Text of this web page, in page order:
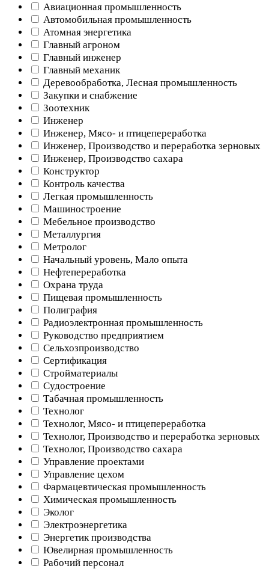
Авиационная промышленность
Автомобильная промышленность
Атомная энергетика
Главный агроном
Главный инженер
Главный механик
Деревообработка, Лесная промышленность
Закупки и снабжение
Зоотехник
Инженер
Инженер, Мясо- и птицепереработка
Инженер, Производство и переработка зерновых
Инженер, Производство сахара
Конструктор
Контроль качества
Легкая промышленность
Машиностроение
Мебельное производство
Металлургия
Метролог
Начальный уровень, Мало опыта
Нефтепереработка
Охрана труда
Пищевая промышленность
Полиграфия
Радиоэлектронная промышленность
Руководство предприятием
Сельхозпроизводство
Сертификация
Стройматериалы
Судостроение
Табачная промышленность
Технолог
Технолог, Мясо- и птицепереработка
Технолог, Производство и переработка зерновых
Технолог, Производство сахара
Управление проектами
Управление цехом
Фармацевтическая промышленность
Химическая промышленность
Эколог
Электроэнергетика
Энергетик производства
Ювелирная промышленность
Рабочий персонал